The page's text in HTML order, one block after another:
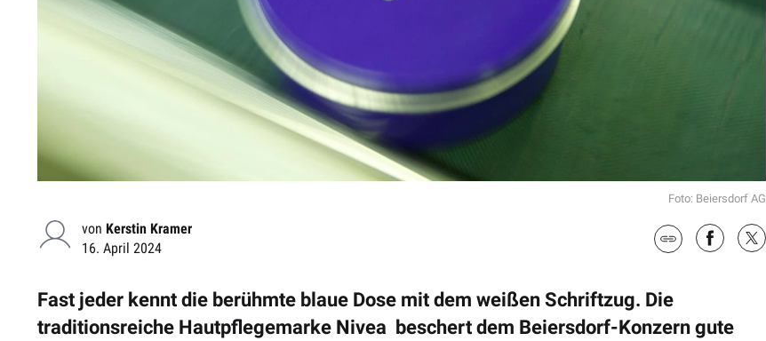
Foto: Beiersdorf AG
von Kerstin Kramer
16. April 2024
Fast jeder kennt die berühmte blaue Dose mit dem weißen Schriftzug. Die
traditionsreiche Hautpflegemarke Nivea beschert dem Beiersdorf-Konzern gute